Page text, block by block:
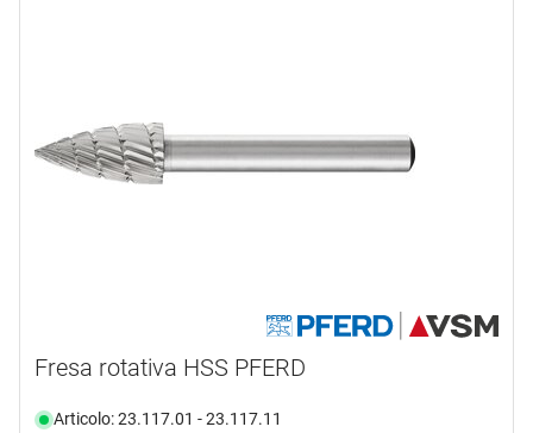
Fresa rotativa HSS PFERD
Articolo: 23.117.01 - 23.117.11